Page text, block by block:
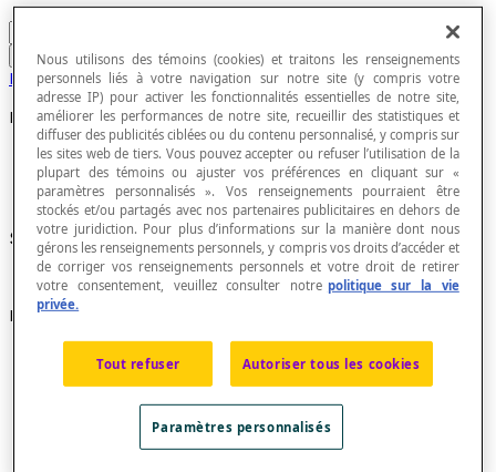
Aller
Probabilité
Intervalle interquartile
Synonyme d'étendue interquartile.
Recherche par thème
Algèbre
Arithmétique
Nous utilisons des témoins (cookies) et traitons les renseignements
personnels liés à votre navigation sur notre site (y compris votre
adresse IP) pour activer les fonctionnalités essentielles de notre site,
améliorer les performances de notre site, recueillir des statistiques et
diffuser des publicités ciblées ou du contenu personnalisé, y compris sur
les sites web de tiers. Vous pouvez accepter ou refuser l’utilisation de la
plupart des témoins ou ajuster vos préférences en cliquant sur «
paramètres personnalisés ». Vos renseignements pourraient être
stockés et/ou partagés avec nos partenaires publicitaires en dehors de
votre juridiction. Pour plus d’informations sur la manière dont nous
gérons les renseignements personnels, y compris vos droits d’accéder et
de corriger vos renseignements personnels et votre droit de retirer
votre consentement, veuillez consulter notre politique sur la vie
privée.
Tout refuser Autoriser tous les cookies
Paramètres personnalisés